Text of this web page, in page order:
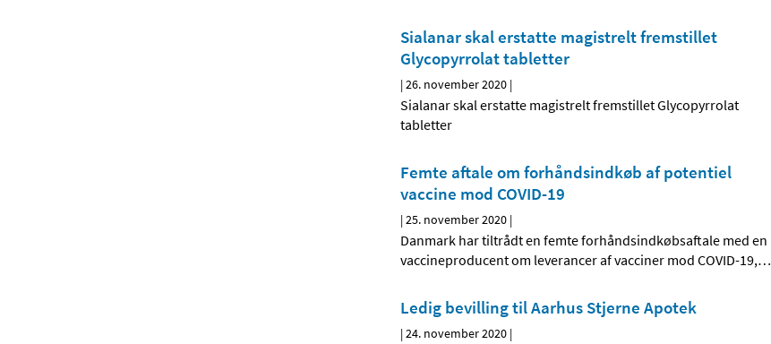
Sialanar skal erstatte magistrelt fremstillet
Glycopyrrolat tabletter
|26. november 2020 |
Sialanar skal erstatte magistrelt fremstillet Glycopyrrolat
tabletter
Femte aftale om forhåndsindkøb af potentiel
vaccine mod COVID-19
|25. november 2020 |
Danmark har tiltrådt en femte forhåndsindkøbsaftale med en
vaccineproducent om leverancer af vacciner mod COVID-19,…
Ledig bevilling til Aarhus Stjerne Apotek
|24. november 2020 |